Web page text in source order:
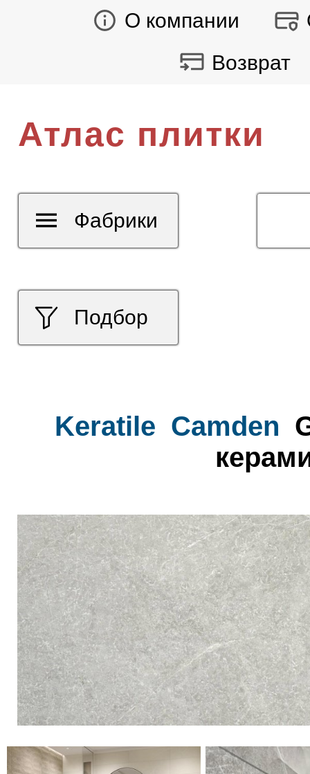
О компании
Возврат
Атлас плитки
Подбор
Фабрики
Keratile Camden